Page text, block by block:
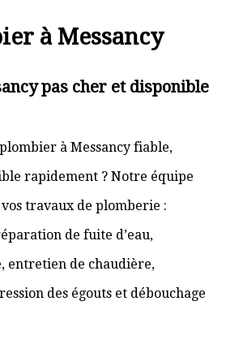
à Messancy
pas cher et disponible
à Messancy fiable,
rapidement ? Notre équipe
travaux de plomberie :
de fuite d’eau,
entretien de chaudière,
des égouts et débouchage